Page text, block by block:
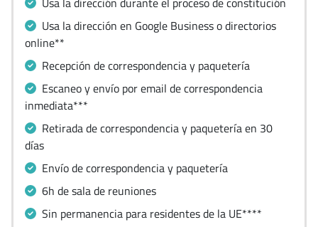
Usa la dirección en Google Business o directorios
online**
Recepción de correspondencia y paquetería
Escaneo y envío por email de correspondencia
inmediata***
Retirada de correspondencia y paquetería en 30
días
Envío de correspondencia y paquetería
6h de sala de reuniones
Sin permanencia para residentes de la UE****